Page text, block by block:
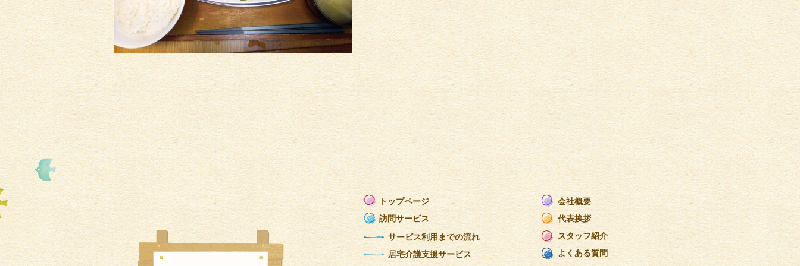
トップページ
訪問サービス
サービス利用までの流れ
居宅介護支援サービス
会社概要
代表挨拶
スタッフ紹介
よくある質問